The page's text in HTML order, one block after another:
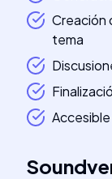
Creación
tema